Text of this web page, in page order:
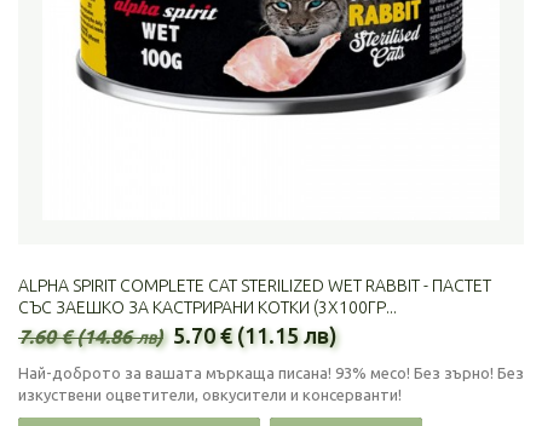
ALPHA SPIRIT COMPLETE CAT STERILIZED WET RABBIT - ПАСТЕТ
СЪС ЗАЕШКО ЗА КАСТРИРАНИ КОТКИ (3Х100ГР...
7.60 € (14.86 лв) 5.70 € (11.15 лв)
Най-доброто за вашата мъркаща писана! 93% месо! Без зърно! Без
изкуствени оцветители, овкусители и консерванти!